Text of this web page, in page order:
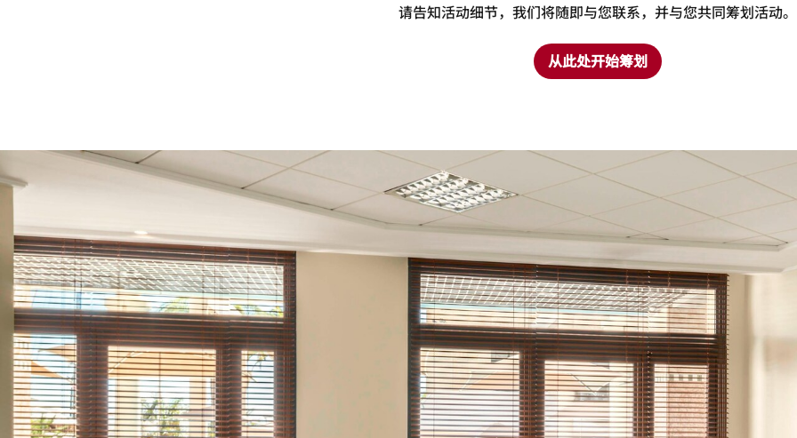
请告知活动细节，我们将随即与您联系，并与您共同筹划活动。
从此处开始筹划